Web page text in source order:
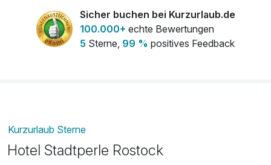
Sicher buchen bei Kurzurlaub.de
100.000+ echte Bewertungen
5 Sterne, 99 % positives Feedback
Kurzurlaub Sterne
Hotel Stadtperle Rostock